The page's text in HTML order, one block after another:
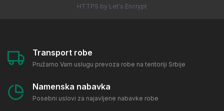
HTTPS by Let's Encrypt
Transport robe
Pružamo Vam uslugu prevoza robe na teritoriji Srbije
Namenska nabavka
Posebni uslovi za najavljene nabavke robe